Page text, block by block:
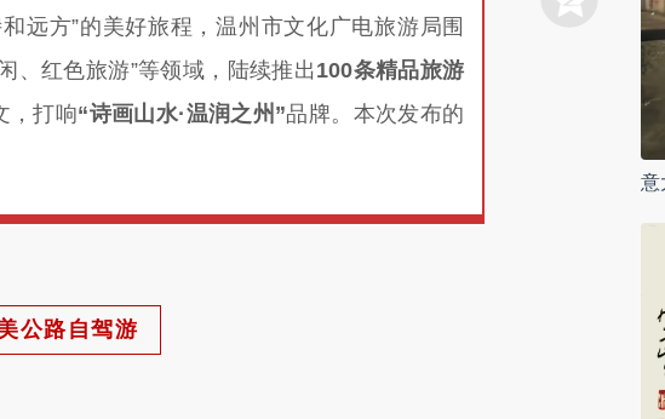
远方”的美好旅程，温州市文化广电旅游局围
、红色旅游”等领域，陆续推出100条精品旅游
，打响“诗画山水·温润之州”品牌。本次发布的
公路自驾游
意